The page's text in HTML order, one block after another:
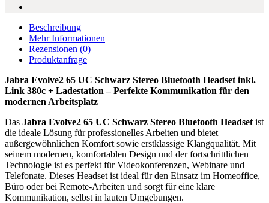
Beschreibung
Mehr Informationen
Rezensionen (0)
Produktanfrage
Jabra Evolve2 65 UC Schwarz Stereo Bluetooth Headset inkl.
Link 380c + Ladestation – Perfekte Kommunikation für den
modernen Arbeitsplatz
Das Jabra Evolve2 65 UC Schwarz Stereo Bluetooth Headset ist
die ideale Lösung für professionelles Arbeiten und bietet
außergewöhnlichen Komfort sowie erstklassige Klangqualität. Mit
seinem modernen, komfortablen Design und der fortschrittlichen
Technologie ist es perfekt für Videokonferenzen, Webinare und
Telefonate. Dieses Headset ist ideal für den Einsatz im Homeoffice,
Büro oder bei Remote-Arbeiten und sorgt für eine klare
Kommunikation, selbst in lauten Umgebungen.